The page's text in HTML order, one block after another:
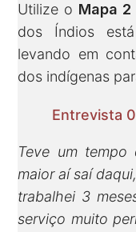
Utilize o Mapa 2
dos Índios está
levando em
dos indígenas
Entrevista
Teve um tempo
maior aí saí
trabalhei 3
serviço muito